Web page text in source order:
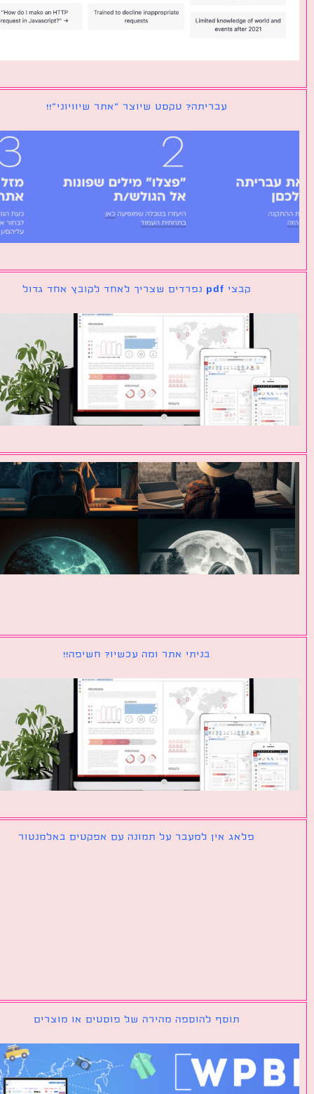
עבריתה? טקסט שיוצר ״אתר שיוויוני״!!
בניתי אתר ומה עכשיו? חשיפה!!
פלאג אין למעבר על תמונה עם אפקטים באלמנטור
תוסף להוספה מהירה של פוסטים או מוצרים